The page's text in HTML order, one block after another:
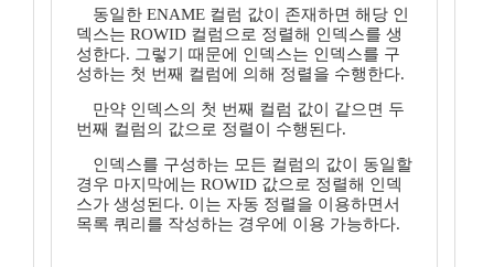
동일한 ENAME 컬럼 값이 존재하면 해당 인
덱스는 ROWID 컬럼으로 정렬해 인덱스를 생
성한다. 그렇기 때문에 인덱스는 인덱스를 구
성하는 첫 번째 컬럼에 의해 정렬을 수행한다.
만약 인덱스의 첫 번째 컬럼 값이 같으면 두
번째 컬럼의 값으로 정렬이 수행된다.
인덱스를 구성하는 모든 컬럼의 값이 동일할
경우 마지막에는 ROWID 값으로 정렬해 인덱
스가 생성된다. 이는 자동 정렬을 이용하면서
목록 쿼리를 작성하는 경우에 이용 가능하다.